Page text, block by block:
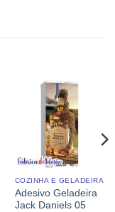
COZINHA E GELADEIRA
Adesivo Geladeira
Jack Daniels 05